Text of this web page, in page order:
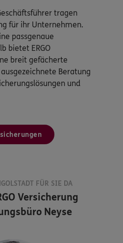
tragen
für ihr Unternehmen.
passgenaue
bietet ERGO
breit gefächerte
Beratung
und
FÜR SIE DA
Versicherung
Neyse